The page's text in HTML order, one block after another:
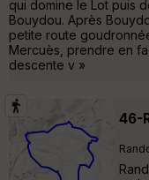
qui domine le Lot puis
Bouydou. Après
petite route
Mercuès, prendre en
descente v »
46-